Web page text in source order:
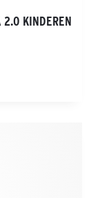
2.0 KINDEREN